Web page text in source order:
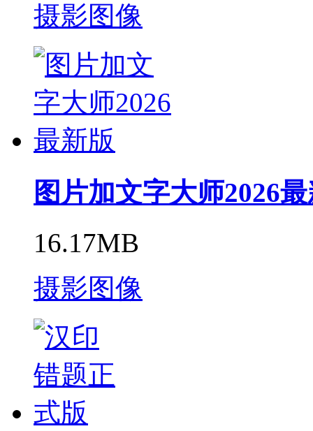
摄影图像
图片加文字大师2026
16.17MB
摄影图像